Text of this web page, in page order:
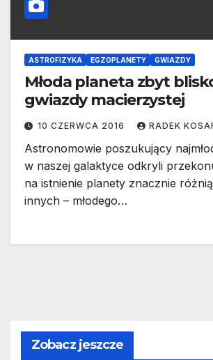
ASTROFIZYKA EGZOPLANETY GWIAZDY
Młoda planeta zbyt
gwiazdy macierzystej
10 CZERWCA 2016 RADEK
Astronomowie poszukujący
w naszej galaktyce odkryli
na istnienie planety znacznie
innych – młodego…
Zobacz jeszcze